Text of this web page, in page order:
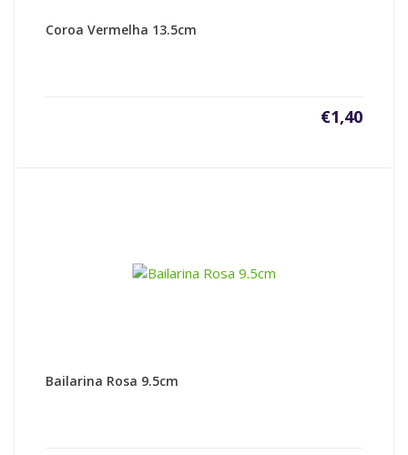
Coroa Vermelha 13.5cm
€1,40
Bailarina Rosa 9.5cm